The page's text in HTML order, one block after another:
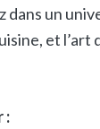
dans un
et l’art
: